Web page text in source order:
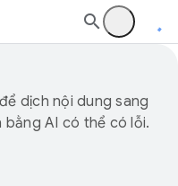
dịch nội dung sang
bằng AI có thể có lỗi.